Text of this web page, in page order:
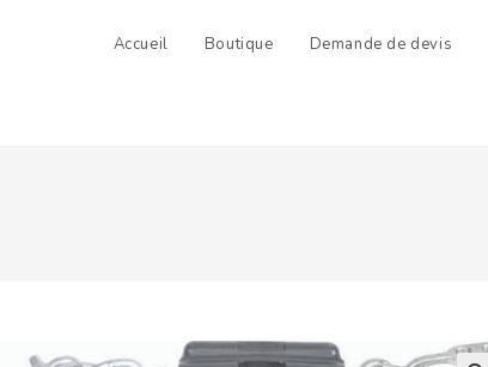
Accueil Boutique Demande de devis